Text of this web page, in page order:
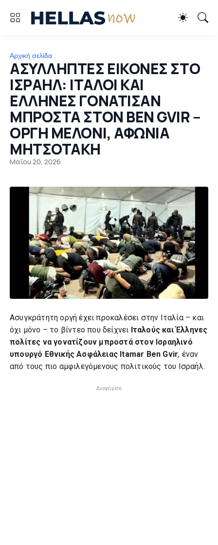
Αρχική σελίδα
ΑΣΥΛΛΗΠΤΕΣ ΕΙΚΟΝΕΣ ΣΤΟ
ΙΣΡΑΗΛ: ΙΤΑΛΟΙ ΚΑΙ
ΕΛΛΗΝΕΣ ΓΟΝΑΤΙΣΑΝ
ΜΠΡΟΣΤΑ ΣΤΟΝ BEN GVIR –
ΟΡΓΗ ΜΕΛΟΝΙ, ΑΦΩΝΙΑ
ΜΗΤΣΟΤΑΚΗ
Μαΐου 20, 2026
Ασυγκράτητη οργή έχει προκαλέσει στην Ιταλία – και
όχι μόνο – το βίντεο που δείχνει Ιταλούς και Έλληνες
πολίτες να γονατίζουν μπροστά στον Ισραηλινό
υπουργό Εθνικής Ασφάλειας Itamar Ben Gvir, έναν
από τους πιο αμφιλεγόμενους πολιτικούς του Ισραήλ.
Διαφήμιση